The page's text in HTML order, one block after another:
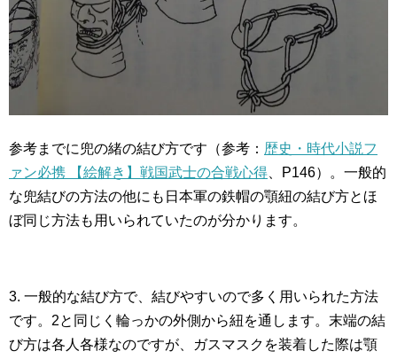
参考までに兜の緒の結び方です（参考： 歴史・時代小説フ
ァン必携 【絵解き】戦国武士の合戦心得 、P146）。一般的
な兜結びの方法の他にも日本軍の鉄帽の顎紐の結び方とほ
ぼ同じ方法も用いられていたのが分かります。
3. 一般的な結び方で、結びやすいので多く用いられた方法
です。2と同じく輪っかの外側から紐を通します。末端の結
び方は各人各様なのですが、ガスマスクを装着した際は顎